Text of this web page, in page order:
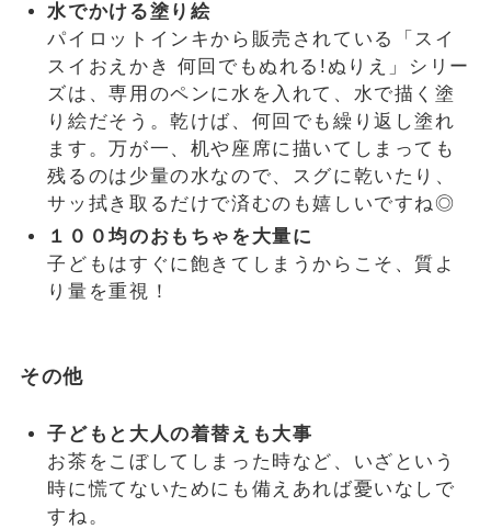
水でかける塗り絵
パイロットインキから販売されている「スイ
スイおえかき 何回でもぬれる!ぬりえ」シリー
ズは、専用のペンに水を入れて、水で描く塗
り絵だそう。乾けば、何回でも繰り返し塗れ
ます。万が一、机や座席に描いてしまっても
残るのは少量の水なので、スグに乾いたり、
サッ拭き取るだけで済むのも嬉しいですね◎
１００均のおもちゃを大量に
子どもはすぐに飽きてしまうからこそ、質よ
り量を重視！
その他
子どもと大人の着替えも大事
お茶をこぼしてしまった時など、いざという
時に慌てないためにも備えあれば憂いなしで
すね。